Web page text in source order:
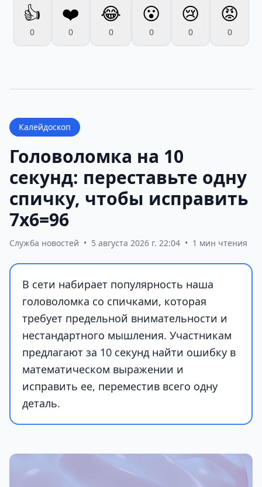
👍
0
❤️
0
😂
0
😮
0
😢
0
😡
0
Калейдоскоп
Головоломка на 10
секунд: переставьте одну
спичку, чтобы исправить
7х6=96
Служба новостей • 5 августа 2026 г. 22:04 • 1 мин чтения
В сети набирает популярность наша
головоломка со спичками, которая
требует предельной внимательности и
нестандартного мышления. Участникам
предлагают за 10 секунд найти ошибку в
математическом выражении и
исправить ее, переместив всего одну
деталь.